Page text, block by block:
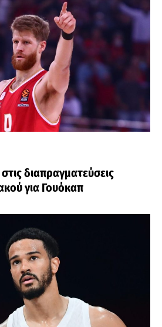
στις διαπραγματεύσεις
για Γουόκαπ